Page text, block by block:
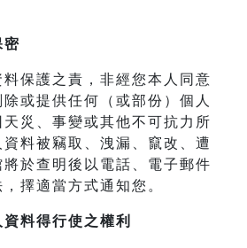
密
保護之責，非經您本人同意
或提供任何（或部份）個人
災、事變或其他不可抗力所
料被竊取、洩漏、竄改、遭
於查明後以電話、電子郵件
擇適當方式通知您。
料得行使之權利